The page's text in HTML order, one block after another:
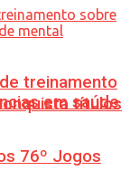
títulos
76º Jogos
treinamento
em saúde